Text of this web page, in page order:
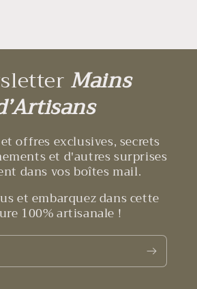
Mains
offres exclusives, secrets
et d'autres surprises
dans vos boîtes mail.
et embarquez dans cette
100% artisanale !